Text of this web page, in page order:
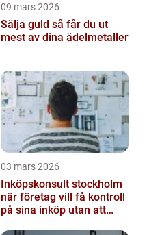
09 mars 2026
Sälja guld så får du ut
mest av dina ädelmetaller
03 mars 2026
Inköpskonsult stockholm
när företag vill få kontroll
på sina inköp utan att